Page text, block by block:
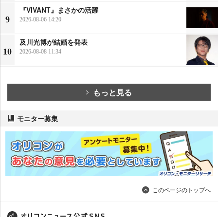
9
『VIVANT』まさかの活躍
2026-08-06 14:20
10
及川光博が結婚を発表
2026-08-08 11:34
もっと見る
モニター募集
このページのトップへ